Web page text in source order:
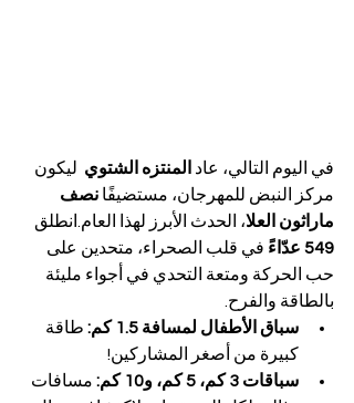
في اليوم التالي، عاد المنتزه الشتوي ليكون
مركز النبض للمهرجان، مستضيفًا نصف
ماراثون العلا، الحدث الأبرز لهذا العام.انطلق
549 عدّاءً
في قلب الصحراء، متحدين على
حب الحركة ومتعة التحدي في أجواء مليئة
بالطاقة والفرح.
سباق الأطفال لمسافة 1.5 كم:
طاقة
كبيرة من أصغر المشاركين!
سباقات 3 كم، 5 كم، و10 كم:
مسافات